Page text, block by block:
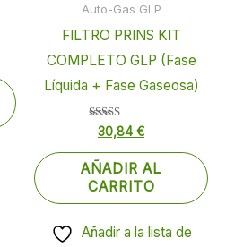
Auto-Gas GLP
FILTRO PRINS KIT
COMPLETO GLP (Fase
Líquida + Fase Gaseosa)
Valorado
con
5.00
de 5
30,84 €
AÑADIR AL
CARRITO
Añadir a la lista de